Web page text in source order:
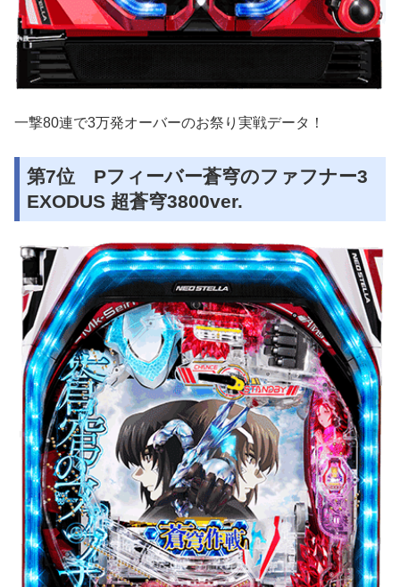
一撃80連で3万発オーバーのお祭り実戦データ！
第7位 Pフィーバー蒼穹のファフナー3
EXODUS 超蒼穹3800ver.